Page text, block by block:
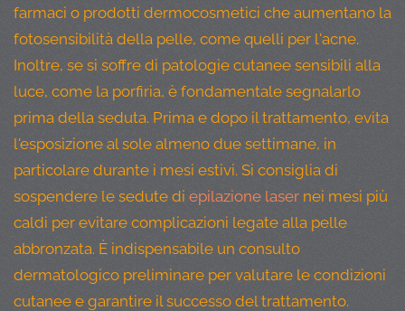
farmaci o prodotti dermocosmetici che aumentano la
fotosensibilità della pelle, come quelli per l'acne.
Inoltre, se si soffre di patologie cutanee sensibili alla
luce, come la porfiria, è fondamentale segnalarlo
prima della seduta. Prima e dopo il trattamento, evita
l'esposizione al sole almeno due settimane, in
particolare durante i mesi estivi. Si consiglia di
sospendere le sedute di epilazione laser nei mesi più
caldi per evitare complicazioni legate alla pelle
abbronzata. È indispensabile un consulto
dermatologico preliminare per valutare le condizioni
cutanee e garantire il successo del trattamento.